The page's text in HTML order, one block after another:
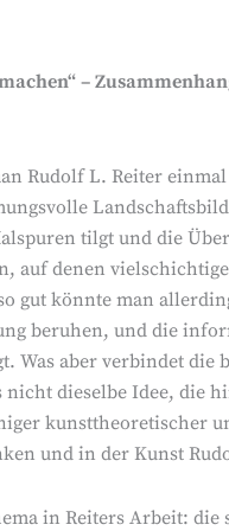
–
Rudolf L. Reiter
tilgt und die
auf denen
gut könnte man
beruhen, und die
aber verbindet die
nicht dieselbe Idee, die
kunsttheoretischer
und in der Kunst
in Reiters Arbeit: